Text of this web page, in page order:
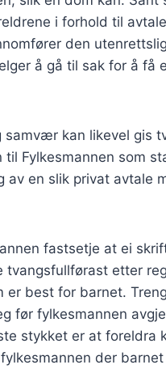
i forhold til
den
å gå til sak for å få
kan likevel gis
Fylkesmannen som
en slik privat avtale
fastsetje at ei
etter
best for barnet.
før fylkesmannen
stykket er at foreldra
der